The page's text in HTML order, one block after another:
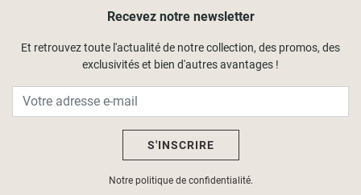
Recevez notre newsletter
Et retrouvez toute l'actualité de notre collection, des promos, des
exclusivités et bien d'autres avantages !
S'INSCRIRE
Notre politique de confidentialité.